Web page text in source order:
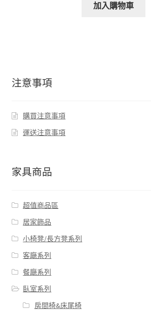
加入購物車
注意事項
購買注意事項
運送注意事項
家具商品
超值商品區
居家飾品
小椅凳/長方凳系列
客廰系列
餐廰系列
臥室系列
房間椅&床尾椅